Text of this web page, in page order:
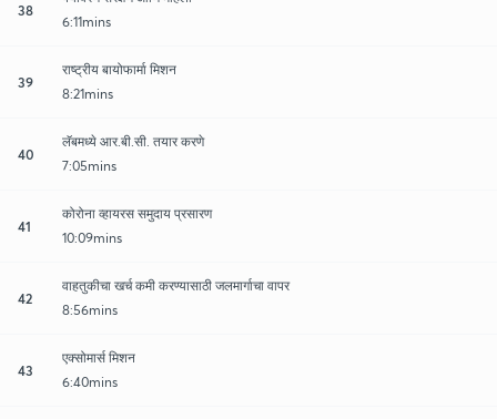
38
6:11mins
39
राष्ट्रीय बायोफार्मा मिशन
8:21mins
40
लॅबमध्ये आर.बी.सी. तयार करणे
7:05mins
41
कोरोना व्हायरस समुदाय प्रसारण
10:09mins
42
वाहतुकीचा खर्च कमी करण्यासाठी जलमार्गाचा वापर
8:56mins
43
एक्सोमार्स मिशन
6:40mins